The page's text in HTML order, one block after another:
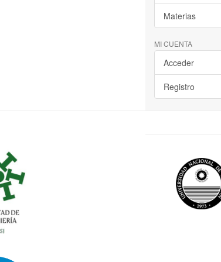
Materias
MI CUENTA
Acceder
Registro